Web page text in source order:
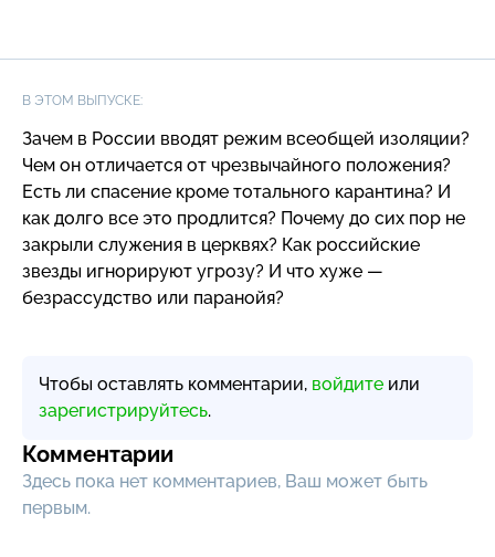
В ЭТОМ ВЫПУСКЕ:
Зачем в России вводят режим всеобщей изоляции?
Чем он отличается от чрезвычайного положения?
Есть ли спасение кроме тотального карантина? И
как долго все это продлится? Почему до сих пор не
закрыли служения в церквях? Как российские
звезды игнорируют угрозу? И что хуже —
безрассудство или паранойя?
Чтобы оставлять комментарии, войдите или
зарегистрируйтесь.
Комментарии
Здесь пока нет комментариев, Ваш может быть
первым.